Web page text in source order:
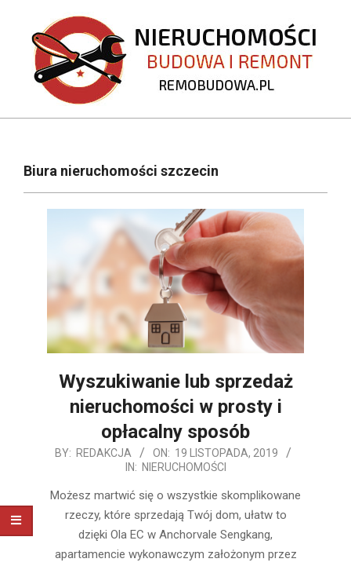
content
REMOBUDOWA.PL
NavigationBiura nieruchomości szczecin
Wyszukiwanie lub sprzedaż
nieruchomości w prosty i
opłacalny sposób
2019-
19
BY: REDAKCJA ON: 19 LISTOPADA, 2019
IN: NIERUCHOMOŚCI
Możesz martwić się o wszystkie skomplikowane
rzeczy, które sprzedają Twój dom, ułatw to
dzięki Ola EC w Anchorvale Sengkang,
apartamencie wykonawczym założonym przez